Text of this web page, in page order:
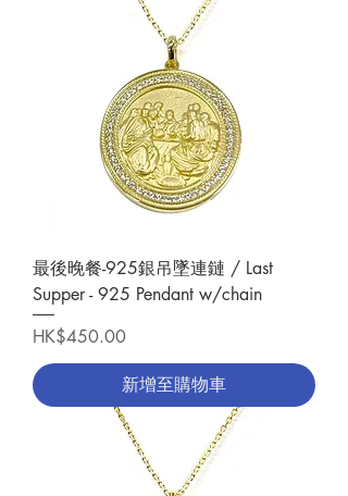
最後晚餐-925銀吊墜連鏈 / Last
Supper - 925 Pendant w/chain
價格
HK$450.00
新增至購物車